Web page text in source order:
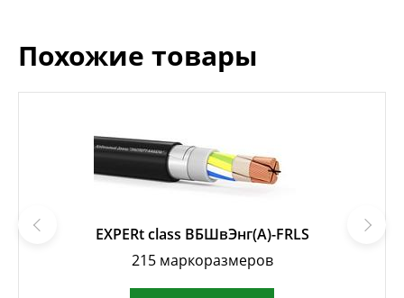
Похожие товары
EXPERt class ВБШвЭнг(А)-FRLS
215 маркоразмеров